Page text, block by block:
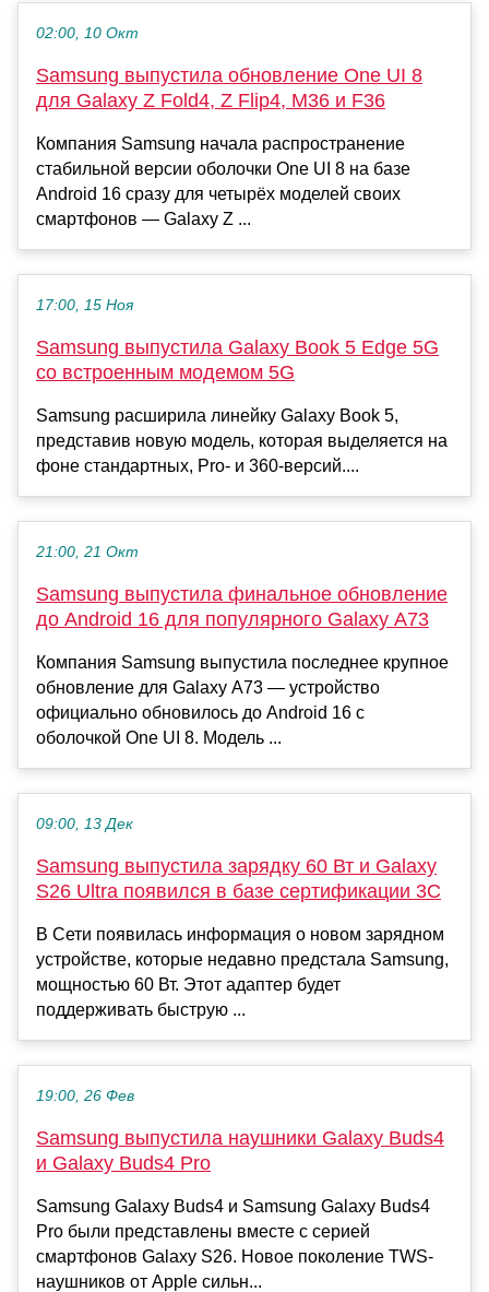
02:00, 10 Окт
Samsung выпустила обновление One UI 8
для Galaxy Z Fold4, Z Flip4, M36 и F36
Компания Samsung начала распространение
стабильной версии оболочки One UI 8 на базе
Android 16 сразу для четырёх моделей своих
смартфонов — Galaxy Z ...
17:00, 15 Ноя
Samsung выпустила Galaxy Book 5 Edge 5G
со встроенным модемом 5G
Samsung расширила линейку Galaxy Book 5,
представив новую модель, которая выделяется на
фоне стандартных, Pro- и 360-версий....
21:00, 21 Окт
Samsung выпустила финальное обновление
до Android 16 для популярного Galaxy A73
Компания Samsung выпустила последнее крупное
обновление для Galaxy A73 — устройство
официально обновилось до Android 16 с
оболочкой One UI 8. Модель ...
09:00, 13 Дек
Samsung выпустила зарядку 60 Вт и Galaxy
S26 Ultra появился в базе сертификации 3C
В Сети появилась информация о новом зарядном
устройстве, которые недавно предстала Samsung,
мощностью 60 Вт. Этот адаптер будет
поддерживать быструю ...
19:00, 26 Фев
Samsung выпустила наушники Galaxy Buds4
и Galaxy Buds4 Pro
Samsung Galaxy Buds4 и Samsung Galaxy Buds4
Pro были представлены вместе с серией
смартфонов Galaxy S26. Новое поколение TWS-
наушников от Apple сильн...